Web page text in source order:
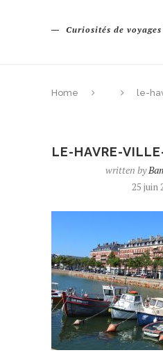
Curiosités de
Home le-
LE-HAVRE-
written by
25 juin